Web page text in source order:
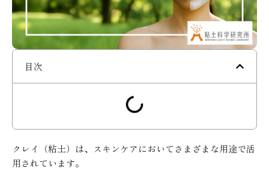
目次
クレイ（粘土）は、スキンケアにおいてさまざまな用途で活
用されています。